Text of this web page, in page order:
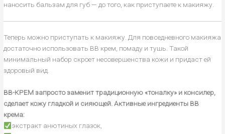
наносить бальзам для губ — до того, как приступаете к макияжу.
Теперь можно приступать к макияжу. Для повседневного макияжа
достаточно использовать ВВ крем, помаду и тушь. Такой
минимальный набор скроет несовершенства кожи и придаст ей
здоровый вид.
ВВ-КРЕМ запросто заменит традиционную «тоналку» и консилер,
сделает кожу гладкой и сияющей. Активные ингредиенты ВВ
крема:
экстракт анютиных глазок,